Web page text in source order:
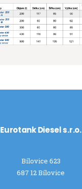
Eurotank Diesel s.r.o.
Bílovice 623
687 12 Bílovice